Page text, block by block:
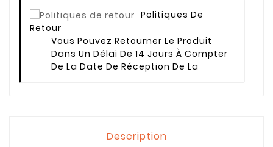
Politiques De
Retour
Vous Pouvez Retourner Le Produit
Dans Un Délai De 14 Jours À Compter
De La Date De Réception De La
Description